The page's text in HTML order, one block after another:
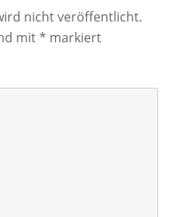
nicht veröffentlicht.
mit* markiert